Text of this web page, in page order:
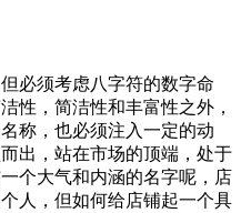
必须考虑八字符的数字命
性，简洁性和丰富性之外，
称，也必须注入一定的动
出，站在市场的顶端，处于
个大气和内涵的名字呢，店
人，但如何给店铺起一个具